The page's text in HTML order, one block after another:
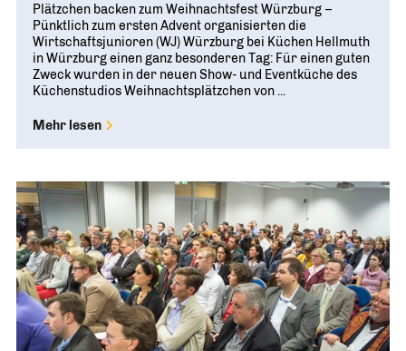
Plätzchen backen zum Weihnachtsfest Würzburg –
Pünktlich zum ersten Advent organisierten die
Wirtschaftsjunioren (WJ) Würzburg bei Küchen Hellmuth
in Würzburg einen ganz besonderen Tag: Für einen guten
Zweck wurden in der neuen Show- und Eventküche des
Küchenstudios Weihnachtsplätzchen von ...
Mehr lesen